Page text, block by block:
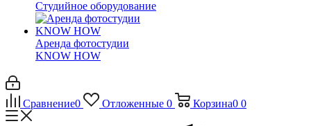
Студийное оборудование
Аренда фотостудии
KNOW HOW
Сравнение0 Отложенные 0 Корзина0 0